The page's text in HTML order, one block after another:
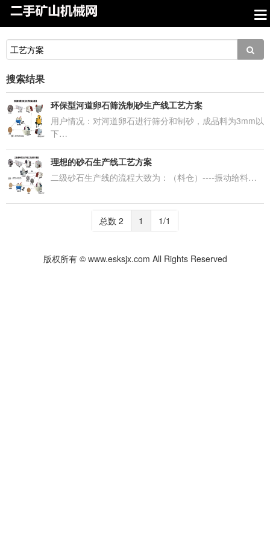
搜索结果
环保型河道卵石筛洗制砂生产线工艺方案
用户情况：对河道卵石进行筛分和制砂，成品料为3mm以
下…
理想的砂石生产线工艺方案
二级砂石生产线的流程大致为：（料仓）----振动给料…
总数 2 1 1/1
版权所有 © www.esksjx.com All Rights Reserved